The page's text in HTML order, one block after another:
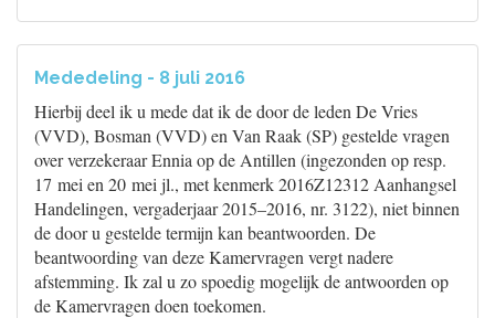
Mededeling - 8 juli 2016
Hierbij deel ik u mede dat ik de door de leden De Vries
(VVD), Bosman (VVD) en Van Raak (SP) gestelde vragen
over verzekeraar Ennia op de Antillen (ingezonden op resp.
17 mei en 20 mei jl., met kenmerk 2016Z12312 Aanhangsel
Handelingen, vergaderjaar 2015–2016, nr. 3122), niet binnen
de door u gestelde termijn kan beantwoorden. De
beantwoording van deze Kamervragen vergt nadere
afstemming. Ik zal u zo spoedig mogelijk de antwoorden op
de Kamervragen doen toekomen.